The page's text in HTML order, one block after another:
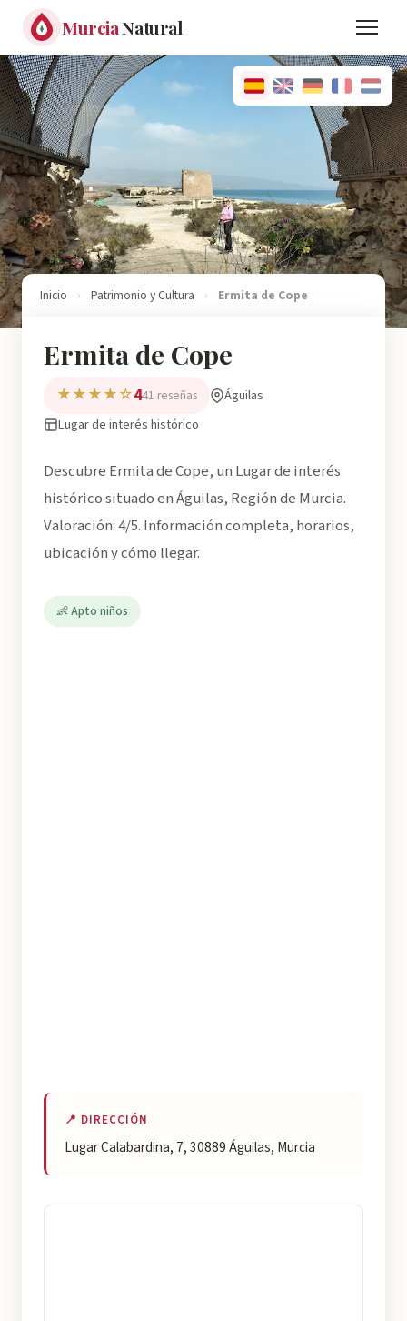
MurciaNatural
Inicio › Patrimonio y Cultura › Ermita de Cope
Ermita de Cope
★★★★☆441 reseñas
Águilas
Lugar de interés histórico
Descubre Ermita de Cope, un Lugar de interés
histórico situado en Águilas, Región de Murcia.
Valoración: 4/5. Información completa, horarios,
ubicación y cómo llegar.
👶 Apto niños
📍 DIRECCIÓN
Lugar Calabardina, 7, 30889 Águilas, Murcia